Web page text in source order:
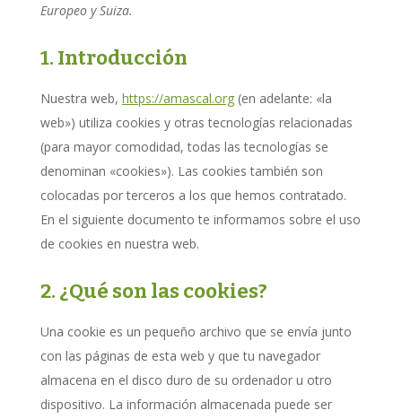
Europeo y Suiza.
1. Introducción
Nuestra web, https://amascal.org(en adelante: «la
web») utiliza cookies y otras tecnologías relacionadas
(para mayor comodidad, todas las tecnologías se
denominan «cookies»). Las cookies también son
colocadas por terceros a los que hemos contratado.
En el siguiente documento te informamos sobre el uso
de cookies en nuestra web.
2. ¿Qué son las cookies?
Una cookie es un pequeño archivo que se envía junto
con las páginas de esta web y que tu navegador
almacena en el disco duro de su ordenador u otro
dispositivo. La información almacenada puede ser